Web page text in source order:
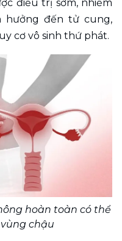
điều trị sớm, nhiễm
hưởng đến tử cung,
cơ vô sinh thứ phát.
hoàn toàn có thể
chậu